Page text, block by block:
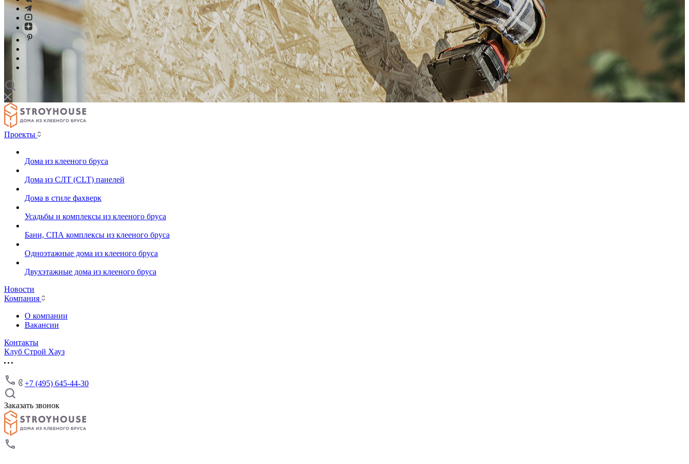
Проекты
Дома из клееного бруса
Дома из СЛТ (CLT) панелей
Дома в стиле фахверк
Усадьбы и комплексы из клееного бруса
Бани, СПА комплексы из клееного бруса
Одноэтажные дома из клееного бруса
Двухэтажные дома из клееного бруса
Новости
Компания
О компании
Вакансии
Контакты
Клуб Строй Хауз
+7 (495) 645-44-30
Заказать звонок